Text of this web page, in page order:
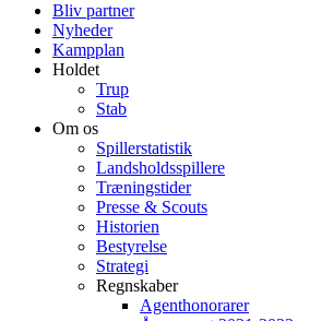
Bliv partner
Nyheder
Kampplan
Holdet
Trup
Stab
Om os
Spillerstatistik
Landsholdsspillere
Træningstider
Presse & Scouts
Historien
Bestyrelse
Strategi
Regnskaber
Agenthonorarer